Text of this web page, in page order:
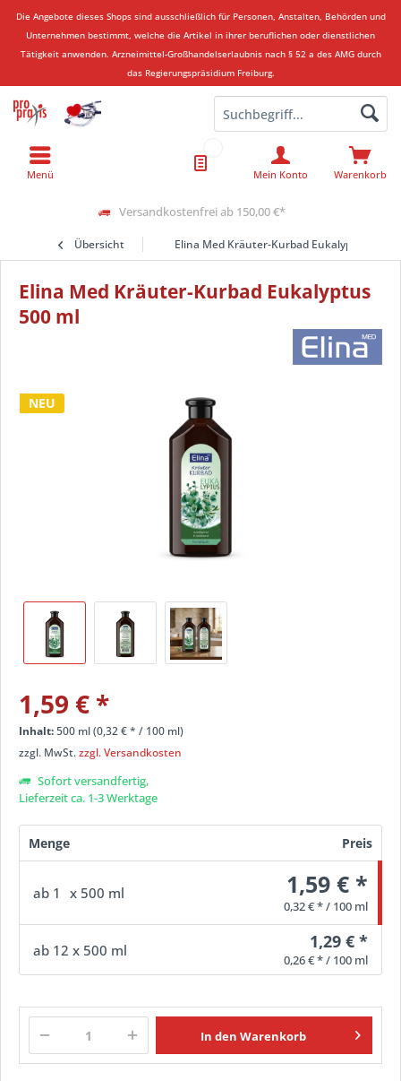
Die Angebote dieses Shops sind ausschließlich für Personen, Anstalten, Behörden und
Unternehmen bestimmt, welche die Artikel in ihrer beruflichen oder dienstlichen
Tätigkeit anwenden. Arzneimittel-Großhandelserlaubnis nach § 52 a des AMG durch
das Regierungspräsidium Freiburg.
Versandkostenfrei ab 150,00 €*
Warenkorb
Mein Konto
Menü
Übersicht Elina Med Kräuter-Kurbad Eukalyptus 500
Elina Med Kräuter-Kurbad Eukalyptus
500 ml
NEU
1,59 € *
Inhalt:500 ml (0,32 €* / 100 ml)
zzgl. MwSt.zzgl. Versandkosten
Sofort versandfertig,
Lieferzeit ca. 1-3 Werktage
Menge Preis
ab 1 x 500 ml 1,59 € *
0,32 € * / 100 ml
ab 12 x 500 ml 1,29 € *
0,26 € * / 100 ml
In den Warenkorb